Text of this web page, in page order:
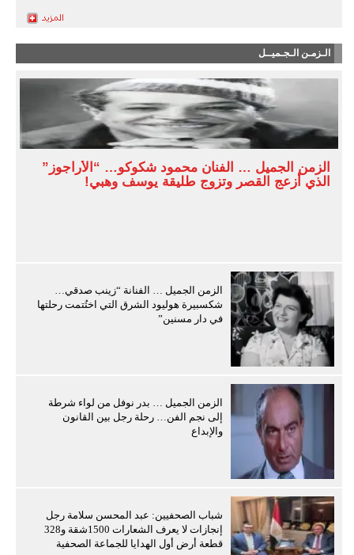
الـزمـن الـجـميــل
الزمن الجميل … الفنان محمود شكوكو… “الأراجوز”
الذي أزعج القصر وتزوج طليقة يوسف وهبي!
الزمن الجميل … الفنانة “زينب صدقي…
شكسبيرة هوليود الشرق التي اختُتمت رحلتها
في دار مسنين”
الزمن الجميل … بدر نوفل من لواء شرطة
إلى نجم الفن… رحلة رجل بين القانون
والإبداع
شباب الصحفيين: عبد المحسن سلامة رجل
إنجازات لا يعرف الشعارات 1500شقة و328
قطعة أرض أول الهدايا للجماعة الصحفية